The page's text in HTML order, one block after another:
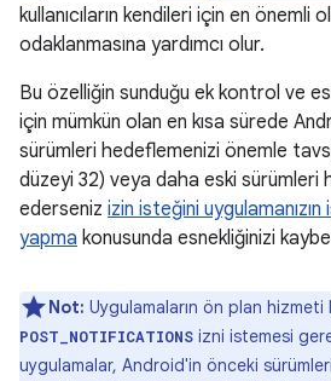
kullanıcıların kendileri için en önemli
odaklanmasına yardımcı olur.
Bu özelliğin sunduğu ek kontrol ve
için mümkün olan en kısa sürede
sürümleri hedeflemenizi önemle
düzeyi 32) veya daha eski sürümleri
ederseniz izin isteğini
yapma konusunda esnekliğinizi
Not: Uygulamaların ön plan
POST_NOTIFICATIONS izni istemesi
uygulamalar, Android'in önceki